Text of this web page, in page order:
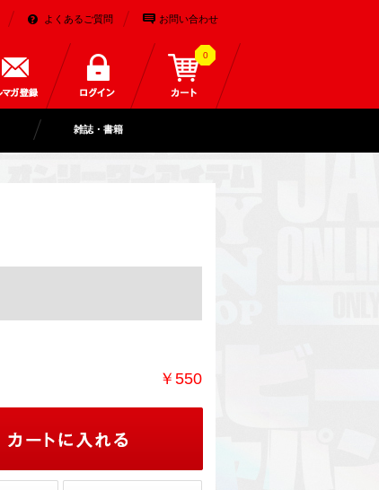
よくあるご質問 お問い合わせ
0
雑誌・書籍
￥550